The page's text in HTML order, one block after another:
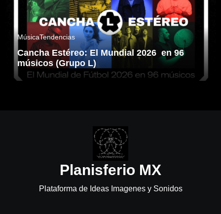
MúsicaTendencias
Cancha Estéreo: El Mundial 2026 en 96
músicos (Grupo L)
Planisferio MX
Plataforma de Ideas Imagenes y Sonidos